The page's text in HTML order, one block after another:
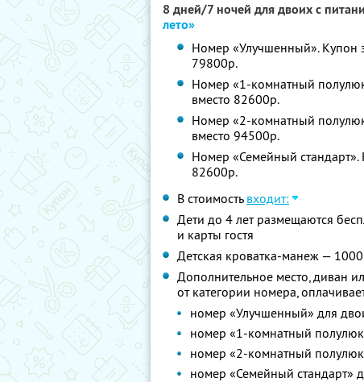
8 дней/7 ночей для двоих с
лето»
Номер «Улучшенный». Купон
79800р.
Номер «1-комнатный
вместо 82600р.
Номер «2-комнатный
вместо 94500р.
Номер «Семейный стандарт».
82600р.
В стоимость входит:
Дети до 4 лет размещаются
и карты гостя
Детская кроватка-манеж —
Дополнительное место, диван
от категории номера,
номер «Улучшенный» для
номер «1-комнатный
номер «2-комнатный
номер «Семейный стандарт»